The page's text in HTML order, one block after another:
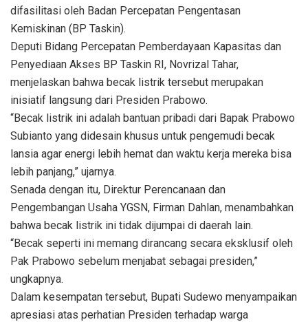
difasilitasi oleh Badan Percepatan Pengentasan
Kemiskinan (BP Taskin).
Deputi Bidang Percepatan Pemberdayaan Kapasitas dan
Penyediaan Akses BP Taskin RI, Novrizal Tahar,
menjelaskan bahwa becak listrik tersebut merupakan
inisiatif langsung dari Presiden Prabowo.
“Becak listrik ini adalah bantuan pribadi dari Bapak Prabowo
Subianto yang didesain khusus untuk pengemudi becak
lansia agar energi lebih hemat dan waktu kerja mereka bisa
lebih panjang,” ujarnya.
Senada dengan itu, Direktur Perencanaan dan
Pengembangan Usaha YGSN, Firman Dahlan, menambahkan
bahwa becak listrik ini tidak dijumpai di daerah lain.
“Becak seperti ini memang dirancang secara eksklusif oleh
Pak Prabowo sebelum menjabat sebagai presiden,”
ungkapnya.
Dalam kesempatan tersebut, Bupati Sudewo menyampaikan
apresiasi atas perhatian Presiden terhadap warga